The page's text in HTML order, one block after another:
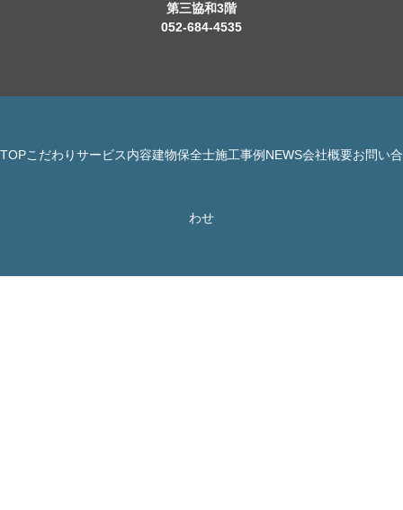
第三協和3階
052-684-4535
TOPこだわりサービス内容建物保全士施工事例 NEWS会社概要お問い合
わせ